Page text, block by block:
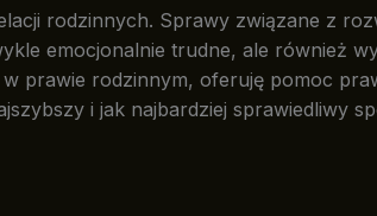
rodzinnych. Sprawy związane z
emocjonalnie trudne, ale również
prawie rodzinnym, oferuję pomoc
i jak najbardziej sprawiedliwy